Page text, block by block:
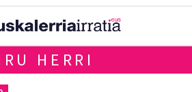
HERRI